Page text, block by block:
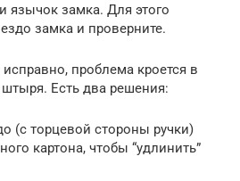
язычок замка. Для этого
замка и проверните.
проблема кроется в
Есть два решения:
(с торцевой стороны ручки)
картона, чтобы “удлинить”